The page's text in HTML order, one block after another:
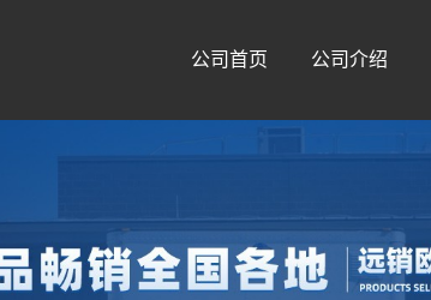
公司首页 公司介绍